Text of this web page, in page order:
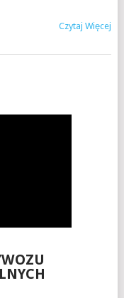
Czytaj Więcej